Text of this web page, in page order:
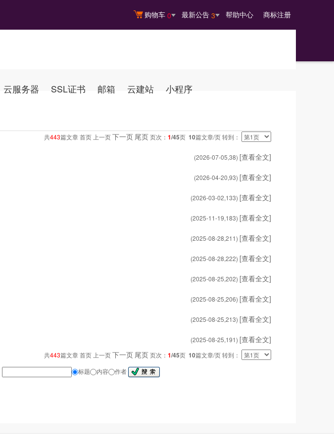
购物车 0 最新公告 3 帮助中心 商标注册
云服务器 SSL证书 邮箱 云建站 小程序
共443篇文章 首页 上一页下一页 尾页页次： 1/45页 10篇文章/页 转到：
(2026-07-05,38) [查看全文]
(2026-04-20,93) [查看全文]
(2026-03-02,133) [查看全文]
(2025-11-19,183) [查看全文]
(2025-08-28,211) [查看全文]
(2025-08-28,222) [查看全文]
(2025-08-25,202) [查看全文]
(2025-08-25,206) [查看全文]
(2025-08-25,213) [查看全文]
(2025-08-25,191) [查看全文]
共443篇文章 首页 上一页下一页 尾页页次： 1/45页 10篇文章/页 转到：
标题 内容 作者